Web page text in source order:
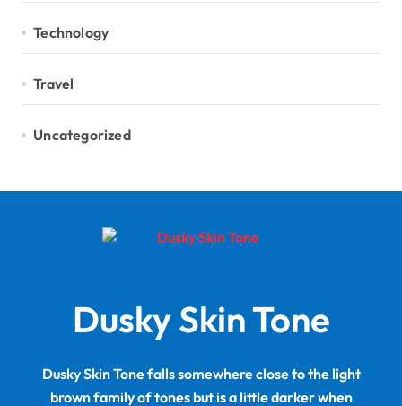
Technology
Travel
Uncategorized
Dusky Skin Tone
Dusky Skin Tone falls somewhere close to the light
brown family of tones but is a little darker when